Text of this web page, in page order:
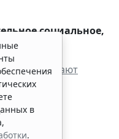
социальное,
уплачивают
на
в
.